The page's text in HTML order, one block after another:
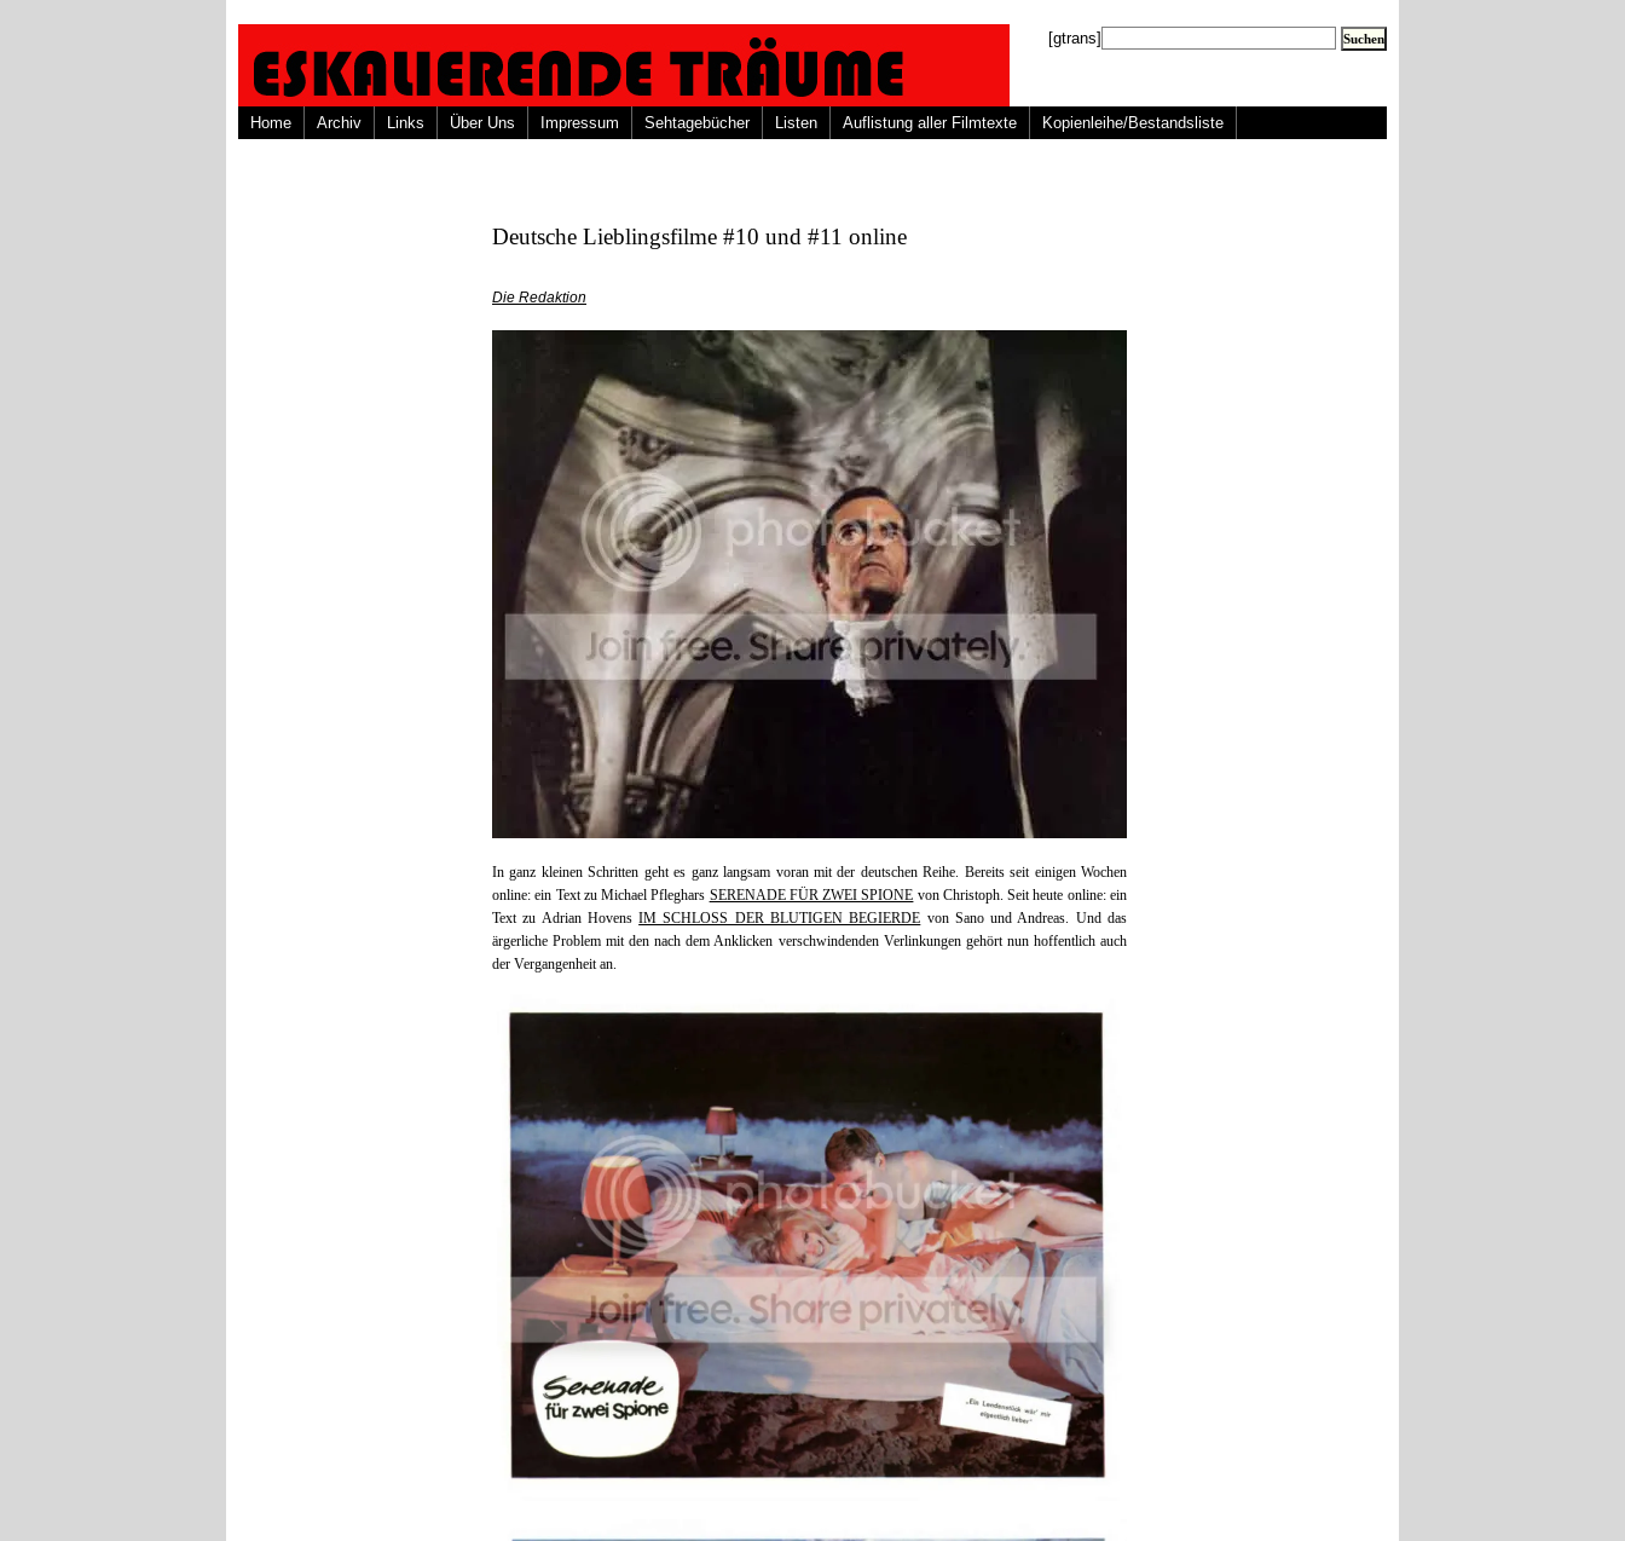
[gtrans]
Home Archiv Links Über Uns Impressum Sehtagebücher Listen Auflistung aller Filmtexte Kopienleihe/Bestandsliste
Deutsche Lieblingsfilme #10 und #11 online
Die Redaktion
In ganz kleinen Schritten geht es ganz langsam voran mit der deutschen Reihe. Bereits seit einigen Wochen
online: ein Text zu Michael Pfleghars SERENADE FÜR ZWEI SPIONE von Christoph. Seit heute online: ein
Text zu Adrian HovensIM SCHLOSS DER BLUTIGEN BEGIERDE von Sano und Andreas. Und das
ärgerliche Problem mit den nach dem Anklicken verschwindenden Verlinkungen gehört nun hoffentlich auch
der Vergangenheit an.